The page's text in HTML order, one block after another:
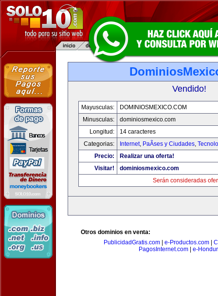
Vendido!
Mayusculas:
DOMINIOSMEXICO.COM
Minusculas:
dominiosmexico.com
Longitud:
14 caracteres
Categorias:
Internet, PaÃ­ses y Ciudades,
Precio:
Realizar una oferta!
Visitar!
dominiosmexico.com
Serán consideradas
Otros dominios en venta:
PublicidadGratis.com
e-Productos.com
PagosInternet.com
e-